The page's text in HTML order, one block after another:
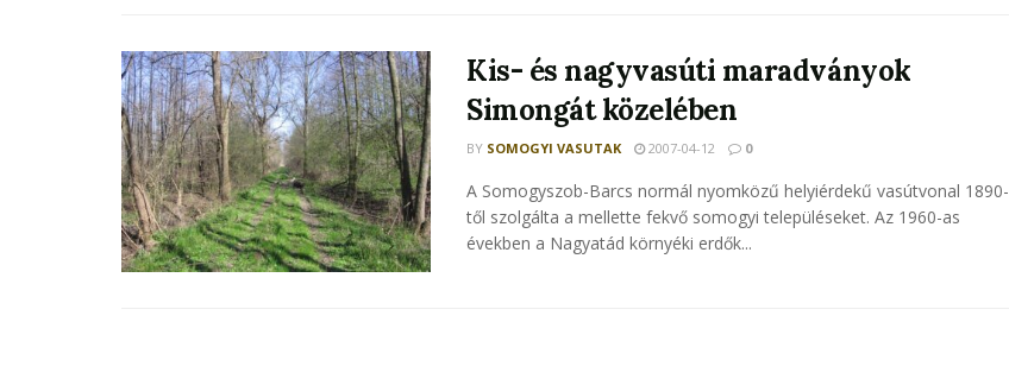
Kis- és nagyvasúti maradványok
Simongát közelében
BY SOMOGYI VASUTAK 2007-04-12 0
A Somogyszob-Barcs normál nyomközű helyiérdekű vasútvonal 1890-
től szolgálta a mellette fekvő somogyi településeket. Az 1960-as
években a Nagyatád környéki erdők...